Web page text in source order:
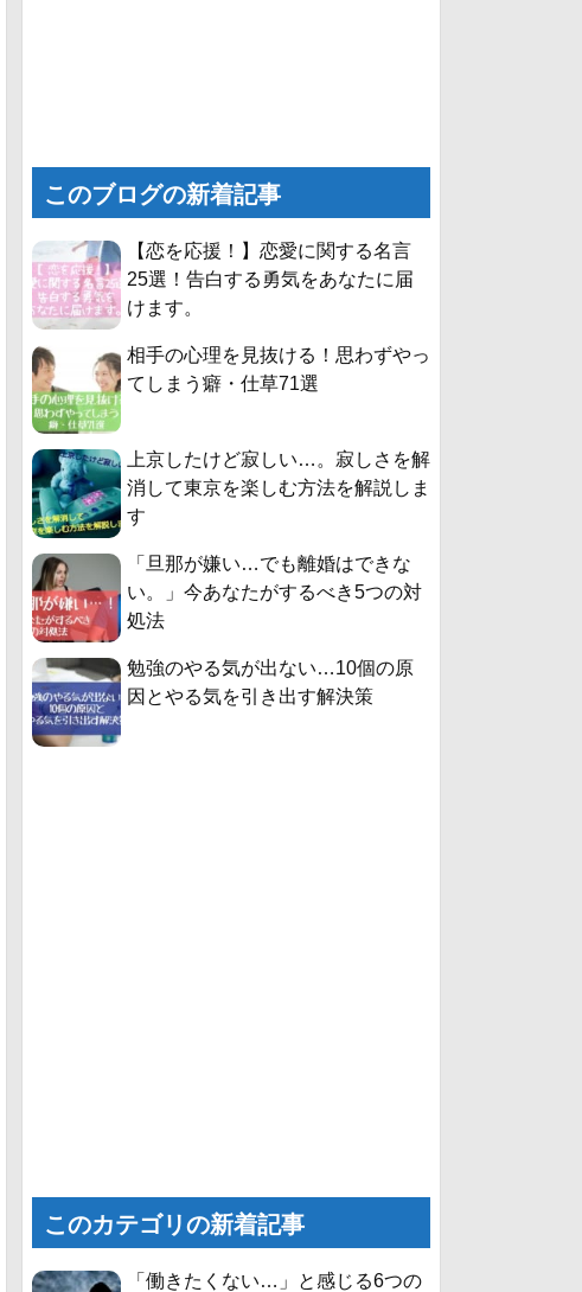
このブログの新着記事
【恋を応援！】恋愛に関する名言
25選！告白する勇気をあなたに届
けます。
相手の心理を見抜ける！思わずやっ
てしまう癖・仕草71選
上京したけど寂しい…。寂しさを解
消して東京を楽しむ方法を解説しま
す
「旦那が嫌い…でも離婚はできな
い。」今あなたがするべき5つの対
処法
勉強のやる気が出ない…10個の原
因とやる気を引き出す解決策
このカテゴリの新着記事
「働きたくない…」と感じる6つの